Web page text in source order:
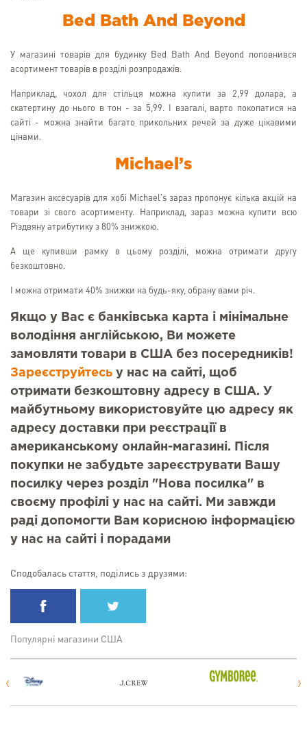
Bed Bath And Beyond
У магазині товарів для будинку Bed Bath And Beyond поповнився
асортимент товарів в розділі розпродажів.
Наприклад, чохол для стільця можна купити за 2,99 долара, а
скатертину до нього в тон - за 5,99. І взагалі, варто покопатися на
сайті - можна знайти багато прикольних речей за дуже цікавими
цінами.
Michael’s
Магазин аксесуарів для хобі Michael's зараз пропонує кілька акцій на
товари зі свого асортименту. Наприклад, зараз можна купити всю
Різдвяну атрибутику з 80% знижкою.
А ще купивши рамку в цьому розділі, можна отримати другу
безкоштовно.
І можна отримати 40% знижки на будь-яку, обрану вами річ.
Якщо у Вас є банківська карта і мінімальне
володіння англійською, Ви можете
замовляти товари в США без посередників!
Зареєструйтесь у нас на сайті, щоб
отримати безкоштовну адресу в США. У
майбутньому використовуйте цю адресу як
адресу доставки при реєстрації в
американському онлайн-магазині. Після
покупки не забудьте зареєструвати Вашу
посилку через розділ "Нова посилка" в
своєму профілі у нас на сайті. Ми завжди
раді допомогти Вам корисною інформацією
у нас на сайті і порадами
Сподобалась стаття, поділись з друзями:
Популярні магазини США